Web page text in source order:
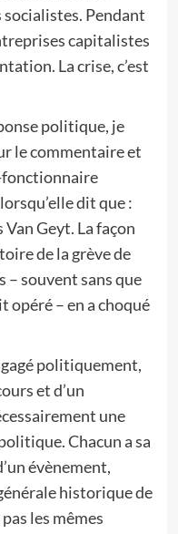
Pendant
capitalistes
La crise, c’est
politique, je
le commentaire et
fonctionnaire
dit que :
Geyt. La façon
de la grève de
– souvent sans que
opéré – en a choqué
politiquement,
et d’un
une
Chacun a sa
évènement,
historique de
les mêmes